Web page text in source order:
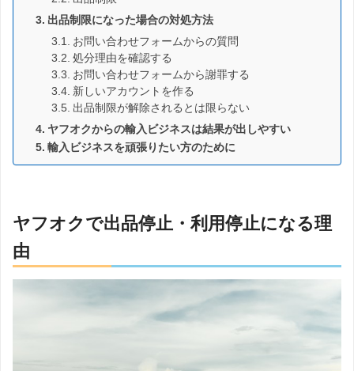
出品制限になった場合の対処方法
お問い合わせフォームからの質問
処分理由を確認する
お問い合わせフォームから謝罪する
新しいアカウントを作る
出品制限が解除されるとは限らない
ヤフオクからの輸入ビジネスは結果が出しやすい
輸入ビジネスを頑張りたい方のために
ヤフオクで出品停止・利用停止になる理
由